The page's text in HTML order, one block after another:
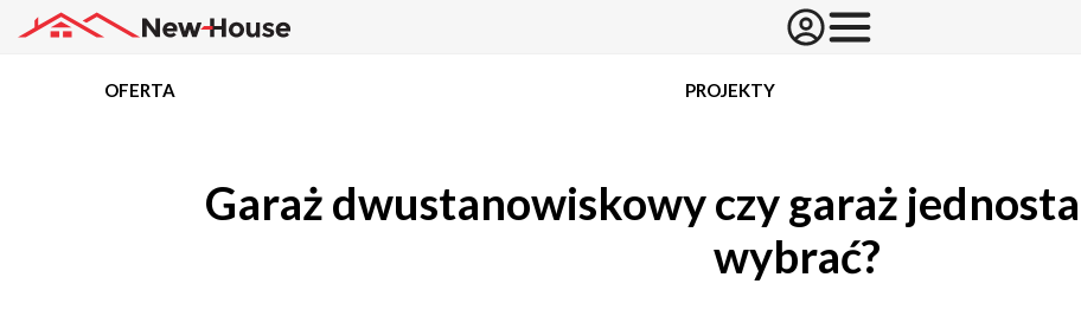
OFERTA PROJEKTY
Garaż dwustanowiskowy czy garaż
wybrać?